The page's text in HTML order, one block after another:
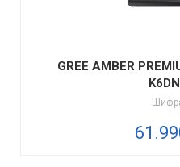
GREE AMBER